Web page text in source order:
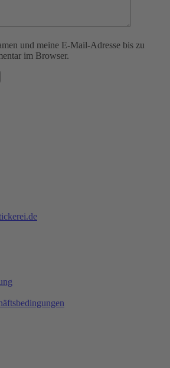
und meine E-Mail-Adresse bis zu
im Browser.